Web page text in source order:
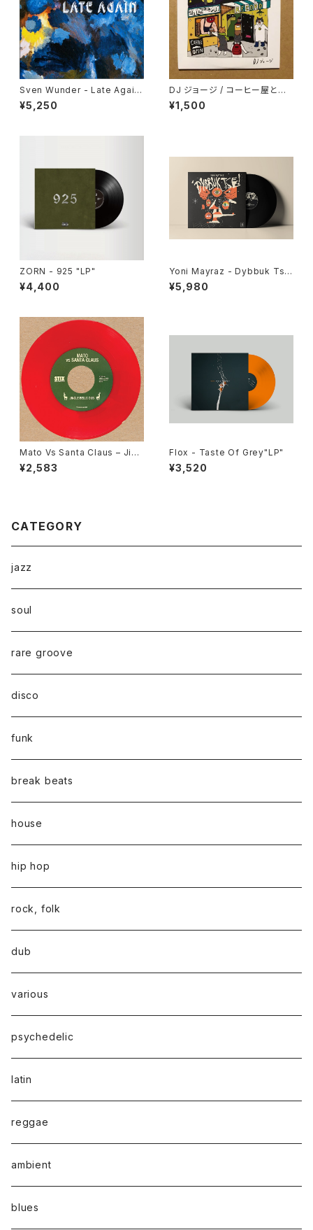
Sven Wunder - Late Again
"LP"
¥5,250
DJ ジョージ / コーヒー屋とレ
コード屋がやりたくてCD出しま
した
¥1,500
ZORN - 925 "LP"
¥4,400
Yoni Mayraz - Dybbuk Tse!
"LP"
¥5,980
Mato Vs Santa Claus – Jing
le Bells Dub / Sleigh Ride
Dub "7"
¥2,583
Flox - Taste Of Grey"LP"
¥3,520
CATEGORY
jazz
soul
rare groove
disco
funk
break beats
house
hip hop
rock, folk
dub
various
psychedelic
latin
reggae
ambient
blues